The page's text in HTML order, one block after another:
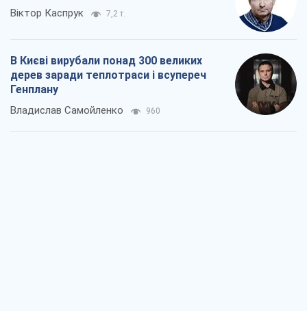
Віктор Каспрук 7,2 т.
В Києві вирубали понад 300 великих
дерев заради теплотраси і всупереч
Генплану
Владислав Самойленко 960